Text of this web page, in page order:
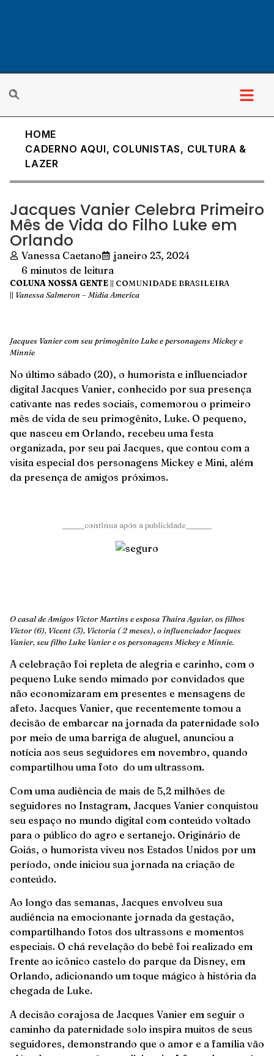
HOME
CADERNO AQUI, COLUNISTAS, CULTURA &
LAZER
Jacques Vanier Celebra Primeiro
Mês de Vida do Filho Luke em
Orlando
Vanessa Caetano
janeiro 23, 2024
6 minutos de leitura
COLUNA NOSSA GENTE || COMUNIDADE BRASILEIRA
|| Vanessa Salmeron – Midia America
Jacques Vanier com seu primogênito Luke e personagens Mickey e
Minnie
No último sábado (20), o humorista e influenciador
digital Jacques Vanier, conhecido por sua presença
cativante nas redes sociais, comemorou o primeiro
mês de vida de seu primogênito, Luke. O pequeno,
que nasceu em Orlando, recebeu uma festa
organizada, por seu pai Jacques, que contou com a
visita especial dos personagens Mickey e Mini, além
da presença de amigos próximos.
______continua após a publicidade_______
O casal de Amigos Victor Martins e esposa Thaira Aguiar, os filhos
Victor (6), Vicent (3), Victoria ( 2 meses), o influenciador Jacques
Vanier, seu filho Luke Vanier e os personagens Mickey e Minnie.
A celebração foi repleta de alegria e carinho, com o
pequeno Luke sendo mimado por convidados que
não economizaram em presentes e mensagens de
afeto. Jacques Vanier, que recentemente tomou a
decisão de embarcar na jornada da paternidade solo
por meio de uma barriga de aluguel, anunciou a
notícia aos seus seguidores em novembro, quando
compartilhou uma foto do um ultrassom.
Com uma audiência de mais de 5,2 milhões de
seguidores no Instagram, Jacques Vanier conquistou
seu espaço no mundo digital com conteúdo voltado
para o público do agro e sertanejo. Originário de
Goiás, o humorista viveu nos Estados Unidos por um
período, onde iniciou sua jornada na criação de
conteúdo.
Ao longo das semanas, Jacques envolveu sua
audiência na emocionante jornada da gestação,
compartilhando fotos dos ultrassons e momentos
especiais. O chá revelação do bebê foi realizado em
frente ao icônico castelo do parque da Disney, em
Orlando, adicionando um toque mágico à história da
chegada de Luke.
A decisão corajosa de Jacques Vanier em seguir o
caminho da paternidade solo inspira muitos de seus
seguidores, demonstrando que o amor e a família vão